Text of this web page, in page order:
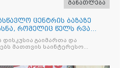
განათლება
ცენტრის ბაზაზე
რომელიც წელს რვა
გაიმართა და
მათთვის საინტერესო